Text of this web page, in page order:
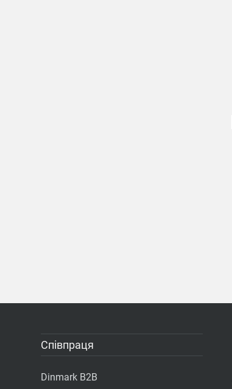
Співпраця
Dinmark B2B